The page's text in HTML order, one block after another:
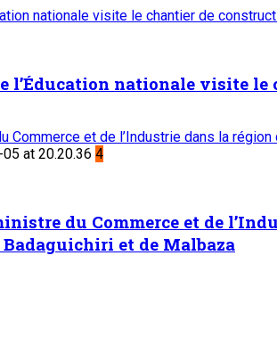
nationale visite le chantier de
l’Éducation nationale visite
Commerce et de l’Industrie dans la
4
du Commerce et de
et de Malbaza